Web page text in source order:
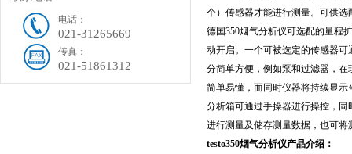
电话：
021-31265669
传真：
021-51861312
个）传感器才能进行测量。可供选
德国350烟气分析仪可选配的量程
动开启。一个可被选定的传感器
分简单方便，例如泵和过滤器，在
简单易懂，而同时仪器将持续显示
分析箱可通过手操器进行操控，
进行测量及储存测量数据，也可
testo350烟气分析仪产品介绍：